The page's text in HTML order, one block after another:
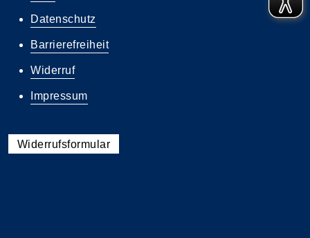
Datenschutz
Barrierefreiheit
Widerruf
Impressum
Widerrufsformular